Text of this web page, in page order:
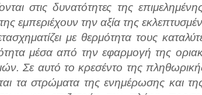
στις δυνατότητες της
εμπεριέχουν την αξία της
με θερμότητα τους
μέσα από την εφαρμογή της
Σε αυτό το κρεσέντο της
τα στρώματα της ενημέρωσης και